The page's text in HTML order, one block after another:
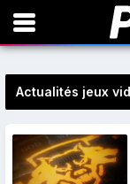
Actualités jeux